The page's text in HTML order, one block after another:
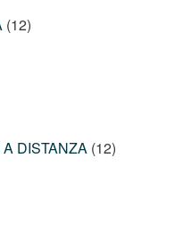
(12)
DISTANZA (12)